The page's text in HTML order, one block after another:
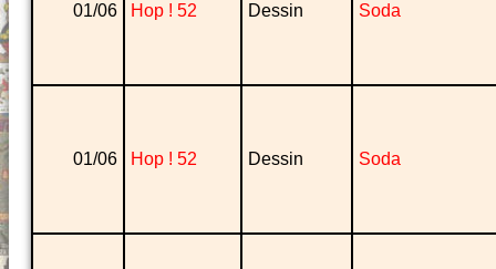
01/06 Hop ! 52 Dessin Soda
01/06 Hop ! 52 Dessin Soda